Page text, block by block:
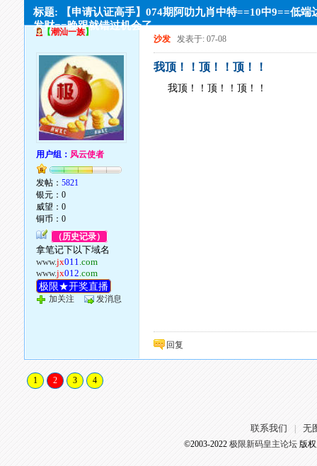
标题: 【申请认证高手】074期阿叻九肖中特==10中9==低端
发财==晚跟就错过机会了
【潮汕一族】
用户组： 风云使者
发帖：5821
银元：0
威望：0
铜币：0
（历史记录）
拿笔记下以下域名
www.jx011.com
www.jx012.com
极限★开奖直播
加关注 发消息
沙发 发表于: 07-08
我顶！！顶！！顶！！
我顶！！顶！！顶！！
回复
1 2 3 4
联系我们 无
©2003-2022 极限新码皇主论坛版权